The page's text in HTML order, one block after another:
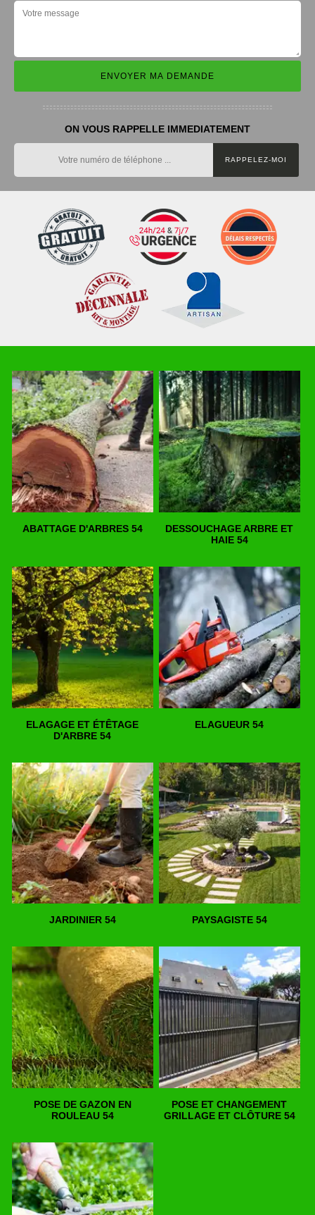
ON VOUS RAPPELLE IMMEDIATEMENT
ABATTAGE D'ARBRES 54
DESSOUCHAGE ARBRE ET
HAIE 54
ELAGAGE ET ÉTÊTAGE
D'ARBRE 54
ELAGUEUR 54
JARDINIER 54 PAYSAGISTE 54
POSE DE GAZON EN
ROULEAU 54
POSE ET CHANGEMENT
GRILLAGE ET CLÔTURE 54